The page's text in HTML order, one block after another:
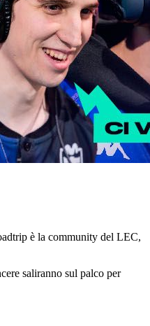
è la community del LEC,
saliranno sul palco per